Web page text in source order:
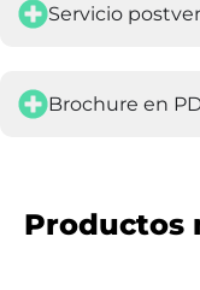
Servicio
Brochure en
Productos